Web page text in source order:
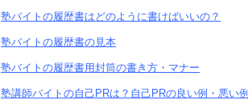
塾バイトの履歴書はどのように書けばいいの？
塾バイトの履歴書の見本
塾バイトの履歴書用封筒の書き方・マナー
塾講師バイトの自己PRは？自己PRの良い例・悪い例